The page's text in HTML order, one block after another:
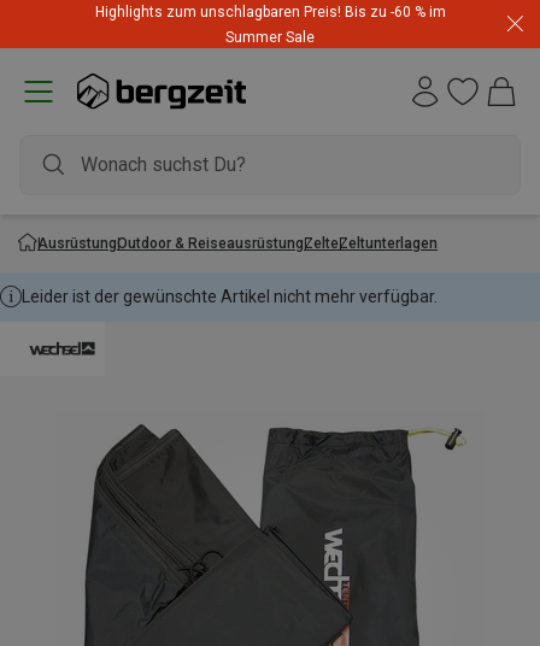
Highlights zum unschlagbaren Preis! Bis zu -60 % im
Summer Sale
AusrüstungOutdoor & ReiseausrüstungZelteZeltunterlagen
Leider ist der gewünschte Artikel nicht mehr verfügbar.